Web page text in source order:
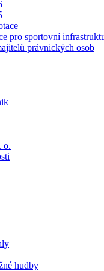
pro sportovní
právnických osob
o.
hudby